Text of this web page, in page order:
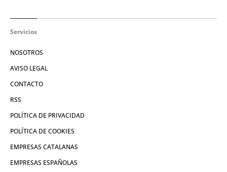
Servicios
NOSOTROS
AVISO LEGAL
CONTACTO
RSS
POLÍTICA DE PRIVACIDAD
POLÍTICA DE COOKIES
EMPRESAS CATALANAS
EMPRESAS ESPAÑOLAS